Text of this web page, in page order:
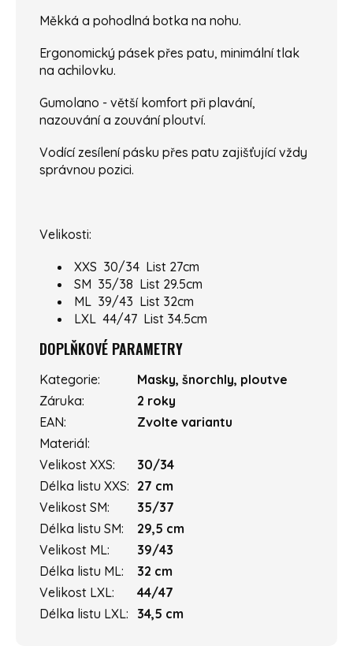
Měkká a pohodlná botka na nohu.
Ergonomický pásek přes patu, minimální tlak
na achilovku.
Gumolano - větší komfort při plavání,
nazouvání a zouvání ploutví.
Vodící zesílení pásku přes patu zajišťující vždy
správnou pozici.
Velikosti:
XXS 30/34 List 27cm
SM 35/38 List 29.5cm
ML 39/43 List 32cm
LXL 44/47 List 34.5cm
DOPLŇKOVÉ PARAMETRY
Kategorie:
Masky, šnorchly, ploutve
Záruka:
2 roky
EAN:
Zvolte variantu
Materiál:
Velikost XXS:
30/34
Délka listu XXS: 27 cm
Velikost SM:
35/37
Délka listu SM:
29,5 cm
Velikost ML:
39/43
Délka listu ML:
32 cm
Velikost LXL:
44/47
Délka listu LXL: 34,5 cm